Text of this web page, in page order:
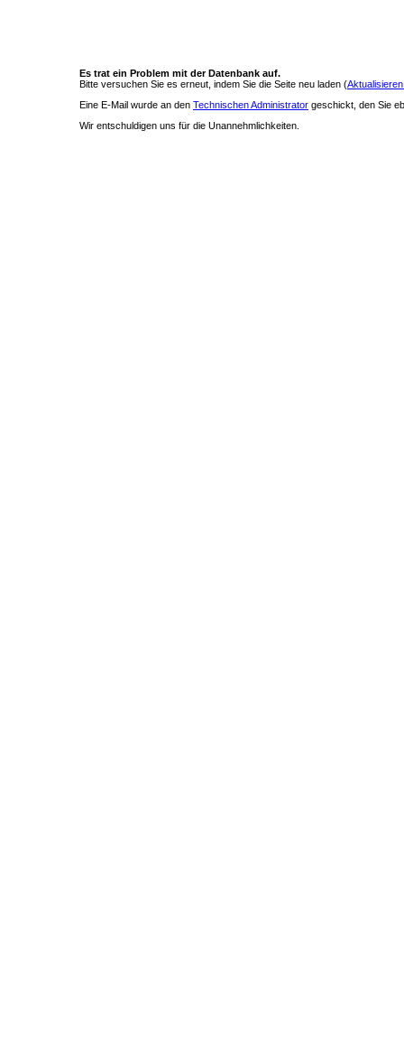
Es trat ein Problem mit der Datenbank auf.
Bitte versuchen Sie es erneut, indem Sie die Seite neu laden (
Eine E-Mail wurde an den Technischen Administrator geschickt, den Sie
Wir entschuldigen uns für die Unannehmlichkeiten.